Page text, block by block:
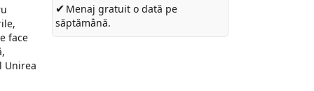
face
Unirea
✔ Menaj gratuit o dată pe
săptămână.